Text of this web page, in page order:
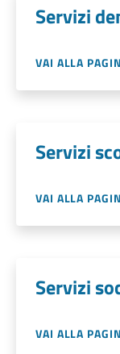
Servizi
VAI ALLA
Servizi
VAI ALLA
Servizi
VAI ALLA